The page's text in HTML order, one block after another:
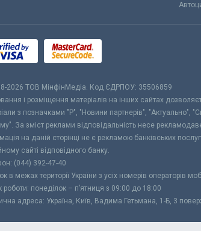
2026 ТОВ МiнфiнМедiа. Код ЄДРПОУ: 35506859
і розміщення матеріалів на інших сайтах
з позначками "Р", "Новини партнерів", "Актуально",
За зміст реклами відповідальність несе
на даній сторінці не є рекламою банківських
сайті відповідного банку.
(044) 392-47-40
в межах території України з усіх номерів операторів
роботи: понеділок – п’ятниця з 09:00 до 18:00
адреса: Україна, Київ, Вадима Гетьмана, 1-Б, 3